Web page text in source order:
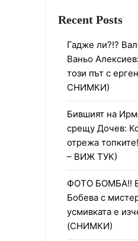
Recent Posts
Гадже ли?!?
Ваньо
този път с
СНИМКИ)
Бившият на
срещу Дочев:
отрежа
– ВИЖ ТУК)
ФОТО БОМБА!!
Бобева с
усмивката е
(СНИМКИ)